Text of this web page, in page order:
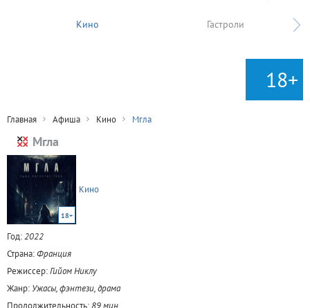
Кино Гастроли
18+
Главная Афиша Кино Мгла
Мгла
18+
Кино
Год:2022
Страна:Франция
Режиссер:Гийом Никлу
Жанр: Ужасы, фэнтези, драма
Продолжительность:89 мин.